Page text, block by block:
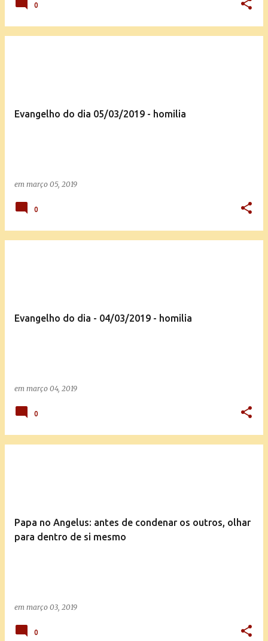
0
Evangelho do dia 05/03/2019 - homilia
em março 05, 2019
0
Evangelho do dia - 04/03/2019 - homilia
em março 04, 2019
0
Papa no Angelus: antes de condenar os outros, olhar
para dentro de si mesmo
em março 03, 2019
0